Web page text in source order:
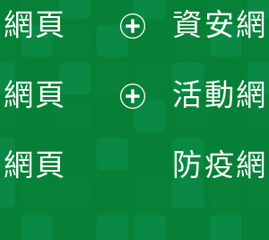
單
選
單
開
選
頁
開
頁
頁
資安
活動
防疫